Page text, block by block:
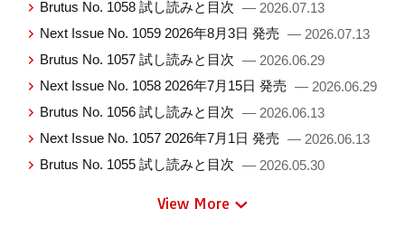
Brutus No. 1058 試し読みと目次 — 2026.07.13
Next Issue No. 1059 2026年8月3日 発売 — 2026.07.13
Brutus No. 1057 試し読みと目次 — 2026.06.29
Next Issue No. 1058 2026年7月15日 発売 — 2026.06.29
Brutus No. 1056 試し読みと目次 — 2026.06.13
Next Issue No. 1057 2026年7月1日 発売 — 2026.06.13
Brutus No. 1055 試し読みと目次 — 2026.05.30
View More